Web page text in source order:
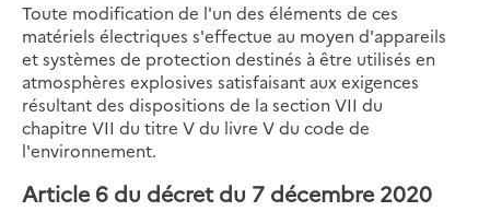
Toute modification de l'un des éléments de ces
matériels électriques s'effectue au moyen d'appareils
et systèmes de protection destinés à être utilisés en
atmosphères explosives satisfaisant aux exigences
résultant des dispositions de la section VII du
chapitre VII du titre V du livre V du code de
l'environnement.
Article 6 du décret du 7 décembre 2020